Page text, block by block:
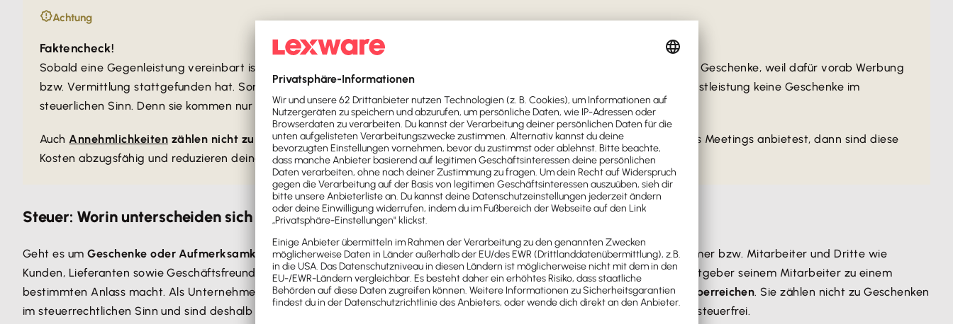
Achtung
Faktencheck!
Sobald eine Gegenleistung vereinbart ist,
. Werbeprämien sind beispielsweise keine Geschenke, weil dafür vorab Werbung
bzw. Vermittlung stattgefunden hat. Somit sind auch sogenannteZugaben zu einem erworbenen Produkt
oder einer Dienstleistung keine Geschenke im
steuerlichen Sinn. Denn sie kommen nur dann zustande, wenn vorher eine Ware gekauft wurde.
AuchAnnehmlichkeiten zählen nicht zu Geschenken. Wenn du als Unternehmer beispielsweise einen Imbiss während eines Meetings anbietest, dann sind diese
Kosten abzugsfähig und reduzieren deine Steuer.
Steuer: Worin unterscheiden sich Geschenke und Aufmerksamkeiten
Geht es umGeschenke oder Aufmerksamkeiten, unterscheidet dieEinkommensteuerzwischen zwei Empfängern: Arbeitnehmer bzw. Mitarbeiter und Dritte wie
Kunden, Lieferanten sowie Geschäftsfreunde. Der Begriff “Aufmerksamkeit” bezieht sich dabei auf ein Geschenk, das ein Arbeitgeber seinem Mitarbeiter zu einem
bestimmten Anlass macht. Als Unternehmer darfst du Aufmerksamkeiten an deine Mitarbeitermehrfach im Jahr steuerfrei überreichen. Sie zählen nicht zu Geschenken
im steuerrechtlichen Sinn und sind deshalb voll abzugsfähig. Auch der Beschenkte Mitarbeiter erhält diese Art von Geschenk steuerfrei.